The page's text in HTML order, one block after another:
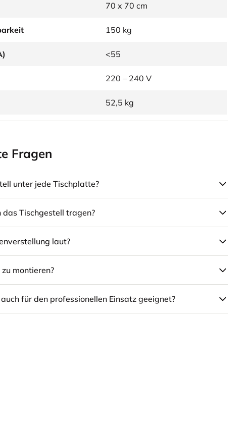
70 x 70 cm
150 kg
<55
220 – 240 V
52,5 kg
Fragen
unter jede Tischplatte?
Tischgestell tragen?
laut?
montieren?
für den professionellen Einsatz geeignet?